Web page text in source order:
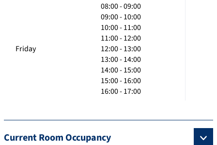
Friday
08:00 - 09:00
09:00 - 10:00
10:00 - 11:00
11:00 - 12:00
12:00 - 13:00
13:00 - 14:00
14:00 - 15:00
15:00 - 16:00
16:00 - 17:00
Current Room Occupancy